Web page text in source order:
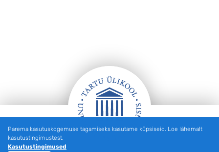
Jalus
Parema kasutuskogemuse tagamiseks kasutame küpsiseid. Loe lähemalt
kasutustingimustest.
Kasutustingimused